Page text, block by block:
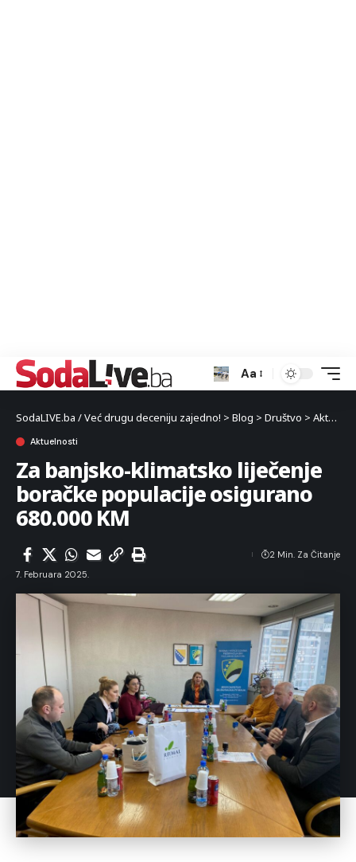
Aa
SodaLIVE.ba / Već drugu deceniju zajedno! > Blog > Društvo > Aktuelnosti
Aktuelnosti
Za banjsko-klimatsko liječenje
boračke populacije osigurano
680.000 KM
7. Februara 2025.
2 Min. Za Čitanje